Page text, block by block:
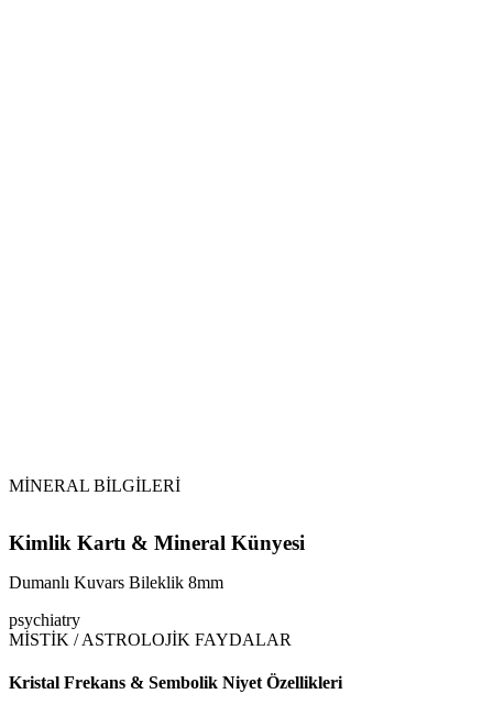
MİNERAL BİLGİLERİ
Kimlik Kartı & Mineral Künyesi
Dumanlı Kuvars Bileklik 8mm
psychiatry
MİSTİK / ASTROLOJİK FAYDALAR
Kristal Frekans & Sembolik Niyet Özellikleri